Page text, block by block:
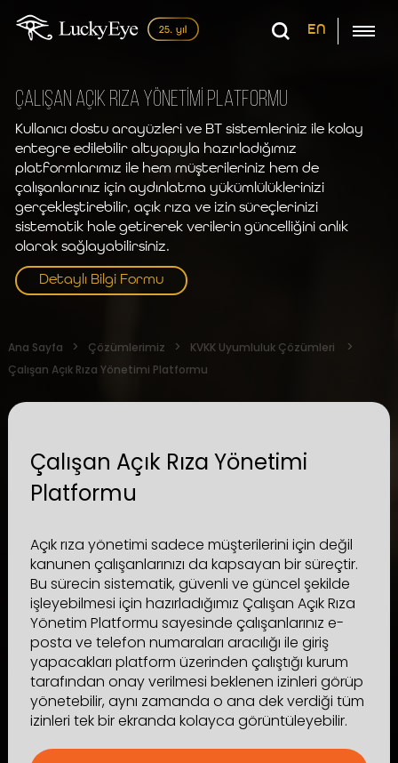
EN
ÇALIŞAN AÇIK RIZA YÖNETİMİ PLATFORMU
Kullanıcı dostu arayüzleri ve BT sistemleriniz ile kolay
entegre edilebilir altyapıyla hazırladığımız
platformlarımız ile hem müşterileriniz hem de
çalışanlarınız için aydınlatma yükümlülüklerinizi
gerçekleştirebilir, açık rıza ve izin süreçlerinizi
sistematik hale getirerek verilerin güncelliğini anlık
olarak sağlayabilirsiniz.
Detaylı Bilgi Formu
Ana Sayfa Çözümlerimiz
KVKK Uyumluluk Çözümleri
Çalışan Açık Rıza Yönetimi Platformu
Çalışan Açık Rıza Yönetimi
Platformu
Açık rıza yönetimi sadece müşterilerini için değil
kanunen çalışanlarınızı da kapsayan bir süreçtir.
Bu sürecin sistematik, güvenli ve güncel şekilde
işleyebilmesi için hazırladığımız Çalışan Açık Rıza
Yönetim Platformu sayesinde çalışanlarınız e-
posta ve telefon numaraları aracılığı ile giriş
yapacakları platform üzerinden çalıştığı kurum
tarafından onay verilmesi beklenen izinleri görüp
yönetebilir, aynı zamanda o ana dek verdiği tüm
izinleri tek bir ekranda kolayca görüntüleyebilir.